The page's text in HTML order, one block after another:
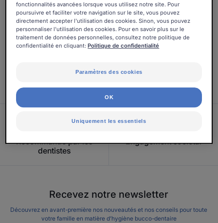
Testé cliniquement Une marque française
Recommandé par les
dentistes
Engagement sociétal
Recevez notre newsletter
Découvrez en avant-première nos nouveautés et nos conseils pour toute
votre famille en matière d’hygiène bucco-dentaire
fonctionnalités avancées lorsque vous utilisez notre site. Pour
poursuivre et faciliter votre navigation sur le site, vous pouvez
directement accepter l'utilisation des cookies. Sinon, vous pouvez
personnaliser l'utilisation des cookies. Pour en savoir plus sur le
traitement de données personnelles, consultez notre politique de
confidentialité en cliquant:Politique de confidentialité
Paramètres des cookies
Uniquement les essentiels
OK